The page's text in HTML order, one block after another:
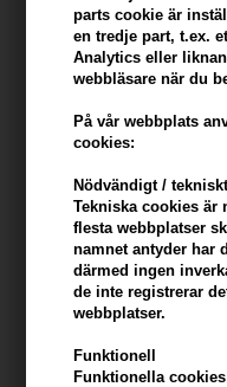
parts cookie är
en tredje part, t.ex.
Analytics eller
webbläsare när du
På vår webbplats
cookies:
Nödvändigt /
Tekniska cookies är
flesta webbplatser
namnet antyder har
därmed ingen
de inte registrerar
webbplatser.
Funktionell
Funktionella
Beskrivning
som ger volym och struktur.
Sachajuan Root Lift
Produkten lyfter håret och
Sprayen ger struktur och
Fördel
- Ger fullhet runt hårrötterna
- Ger struktur och team